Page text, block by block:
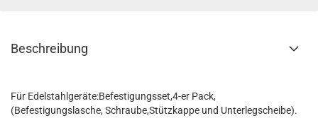
Beschreibung
Für Edelstahlgeräte:Befestigungsset,4-er Pack,
(Befestigungslasche, Schraube,Stützkappe und Unterlegscheibe).